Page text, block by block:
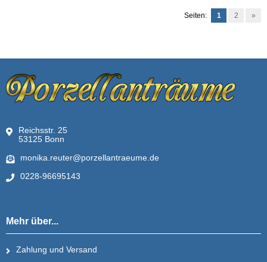
Seiten: 1 2 »
Reichsstr. 25
53125 Bonn
monika.reuter@porzellantraeume.de
0228-96695143
Mehr über...
Zahlung und Versand